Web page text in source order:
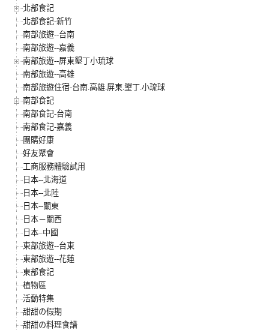
北部食記
北部食記-新竹
南部旅遊--台南
南部旅遊--嘉義
南部旅遊--屏東墾丁小琉球
南部旅遊--高雄
南部旅遊住宿-台南.高雄.屏東.墾丁.小琉球
南部食記
南部食記-台南
南部食記-嘉義
團購好康
好友聚會
工商服務體驗試用
日本--北海道
日本--北陸
日本--關東
日本－關西
日本–中國
東部旅遊--台東
東部旅遊--花蓮
東部食記
植物區
活動特集
甜甜の假期
甜甜の料理食譜